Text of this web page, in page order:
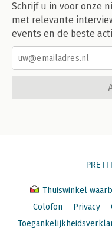
Schrijf u in voor onze
met relevante
events en de beste
Thuiswinkel
Colofon
Privacy